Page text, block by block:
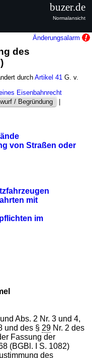
Änderungsalarm
des
durchArtikel 41 G. v.
Eisenbahnrecht
/ Begründung
|
von Straßen oder
mit
im
Abs. 2 Nr. 3 und 4,
und des § 29 Nr. 2 des
Fassung der
(BGBl. I S. 1082)
des
buzer.de
Normalansicht